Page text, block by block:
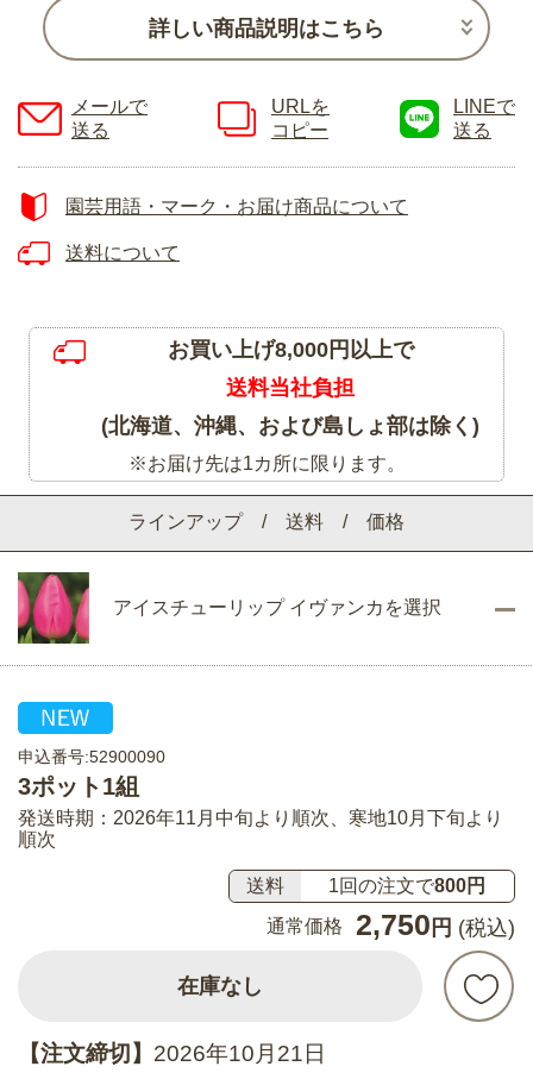
ラインアップ / 送料 / 価格
アイスチューリップ イヴァンカを選択
申込番号:52900090
3ポット1組
発送時期：2026年11月中旬より順次、寒地10月下旬より
順次
送料 1回の注文で800円
通常価格
2,750 円 (税込)
在庫なし
【注文締切】 2026年10月21日
詳しい商品説明はこちら
メールで
送る
URLを
コピー
LINEで
送る
園芸用語・マーク・お届け商品について
送料について
お買い上げ8,000円以上で
送料当社負担
(北海道、沖縄、および島しょ部は除く)
※お届け先は1カ所に限ります。